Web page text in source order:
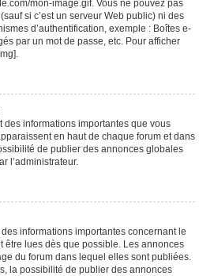
mon-image.gif. Vous ne pouvez pas
si c’est un serveur Web public) ni des
d’authentification, exemple : Boîtes e-
par un mot de passe, etc. Pour afficher
informations importantes que vous
en haut de chaque forum et dans
de publier des annonces globales
l’administrateur.
informations importantes concernant le
être lues dès que possible. Les annonces
du forum dans lequel elles sont publiées.
la possibilité de publier des annonces